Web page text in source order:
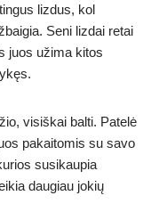
lizdus, kol
Seni lizdai retai
juos užima kitos
visiškai balti. Patelė
pakaitomis su savo
susikaupia
daugiau jokių